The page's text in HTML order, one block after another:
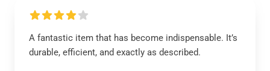
A fantastic item that has become indispensable. It’s
durable, efficient, and exactly as described.